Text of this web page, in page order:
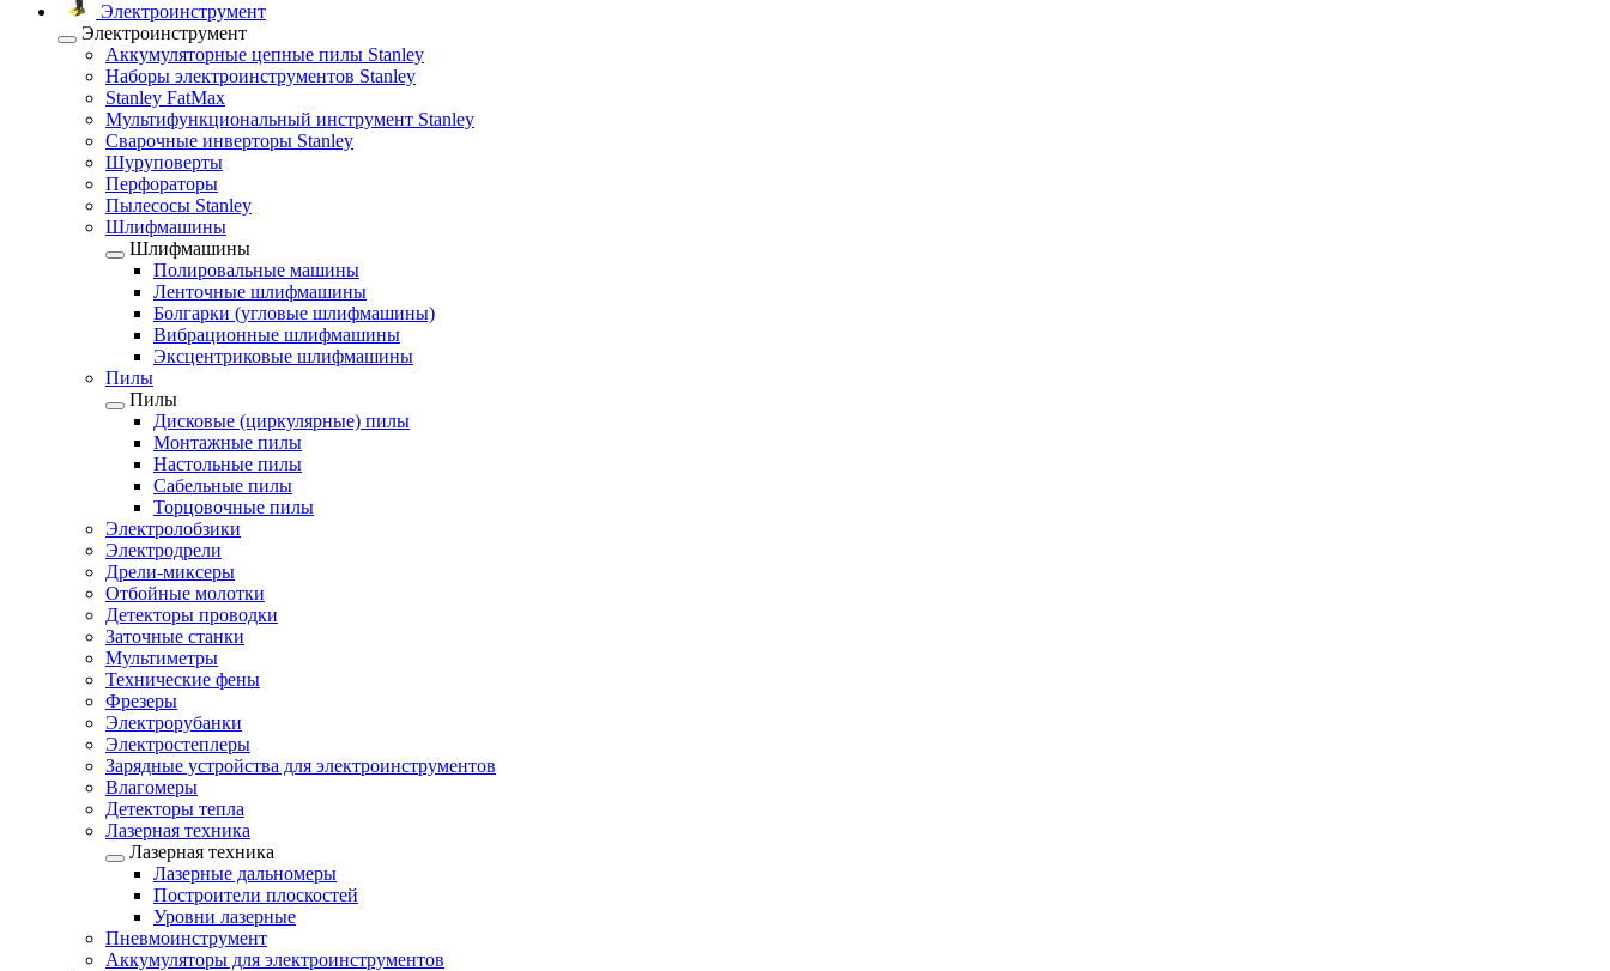
Электроинструмент
Электроинструмент
Аккумуляторные цепные пилы Stanley
Наборы электроинструментов Stanley
Stanley FatMax
Мультифункциональный инструмент Stanley
Сварочные инверторы Stanley
Шуруповерты
Перфораторы
Пылесосы Stanley
Шлифмашины
Шлифмашины
Полировальные машины
Ленточные шлифмашины
Болгарки (угловые шлифмашины)
Вибрационные шлифмашины
Эксцентриковые шлифмашины
Пилы
Пилы
Дисковые (циркулярные) пилы
Монтажные пилы
Настольные пилы
Сабельные пилы
Торцовочные пилы
Электролобзики
Электродрели
Дрели-миксеры
Отбойные молотки
Детекторы проводки
Заточные станки
Мультиметры
Технические фены
Фрезеры
Электрорубанки
Электростеплеры
Зарядные устройства для электроинструментов
Влагомеры
Детекторы тепла
Лазерная техника
Лазерная техника
Лазерные дальномеры
Построители плоскостей
Уровни лазерные
Пневмоинструмент
Аккумуляторы для электроинструментов